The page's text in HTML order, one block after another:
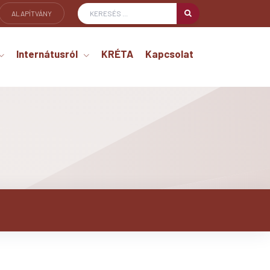
ALAPÍTVÁNY
Internátusról KRÉTA Kapcsolat